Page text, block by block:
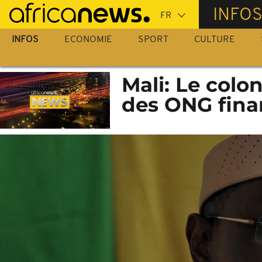
Passer
au
contenu
INFOS
INFOS ECONOMIE SPORT CULTURE
Mali: Le
des ONG